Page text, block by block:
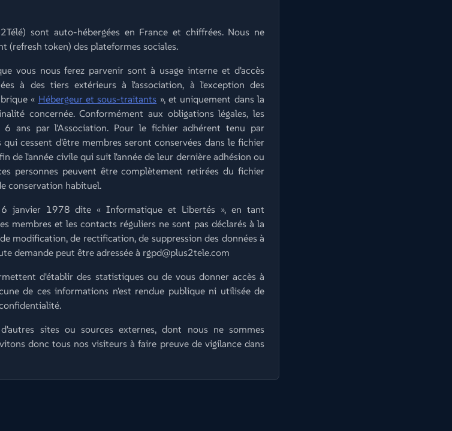
sont auto-hébergées en France et chiffrées. Nous ne
(refresh token) des plateformes sociales.
vous nous ferez parvenir sont à usage interne et d'accès
à des tiers extérieurs à l'association, à l'exception des
« Hébergeur et sous-traitants », et uniquement dans la
concernée. Conformément aux obligations légales, les
6 ans par l'Association. Pour le fichier adhérent tenu par
qui cessent d'être membres seront conservées dans le fichier
de l'année civile qui suit l'année de leur dernière adhésion ou
personnes peuvent être complètement retirées du fichier
conservation habituel.
janvier 1978 dite « Informatique et Libertés », en tant
membres et les contacts réguliers ne sont pas déclarés à la
modification, de rectification, de suppression des données à
demande peut être adressée à rgpd@plus2tele.com
d'établir des statistiques ou de vous donner accès à
de ces informations n'est rendue publique ni utilisée de
sites ou sources externes, dont nous ne sommes
donc tous nos visiteurs à faire preuve de vigilance dans